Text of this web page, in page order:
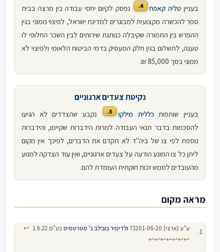
בעניין טליה קאפח 4.
נפסק לקיום יחסי עבודה בין מרצה בבית
ספר להכשרה מקצועית למבוגרים למדינת ישראל, לפיצוי ממוני בגין
ההפרש בין התמורה שקיבלה כנותנת שירותים לבין השכר החלופי לו
טענה, לתשלום בגין חלק המעסיק בדמי הביטוח הלאומי ולפיצוי לא
ממוני בסך 85,000 ₪.
נקיטת צעדים ארגוניים
בעניין שותפות כללית מילקו 5.
נקבע שהצדדים לא הגיעו
להסכמות בדבר תנאי העבודה למרות הידברות שקיימו, והידברות
נוספת לפי צו של ביה"ד לא תקדם את הדברים, לפיכך אין מקום
ליתן כל צו המונע הודעה על צעדים ארגוניים, ואין עוד הצדקה למנוע
מהעובדים לממש זכות חוקתית העומדת להם.
מראה מקום
ע"ע (ארצי) 73201-06-20 ולדימיר בובילב נ' סטרטסיסבע"מ 1.6.22
↩
↩
↩
↩
↩
↩
↩
↩